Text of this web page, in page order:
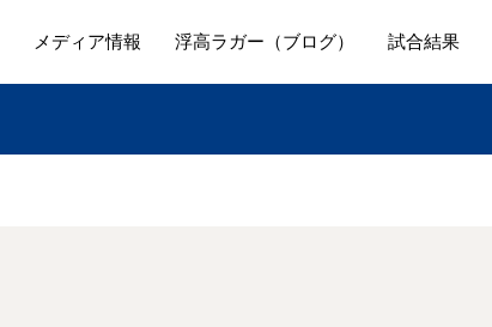
メディア情報 浮高ラガー（ブログ） 試合結果